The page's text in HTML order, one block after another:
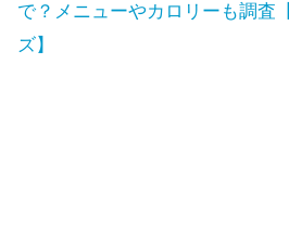
で？メニューやカロリーも調査
ズ】